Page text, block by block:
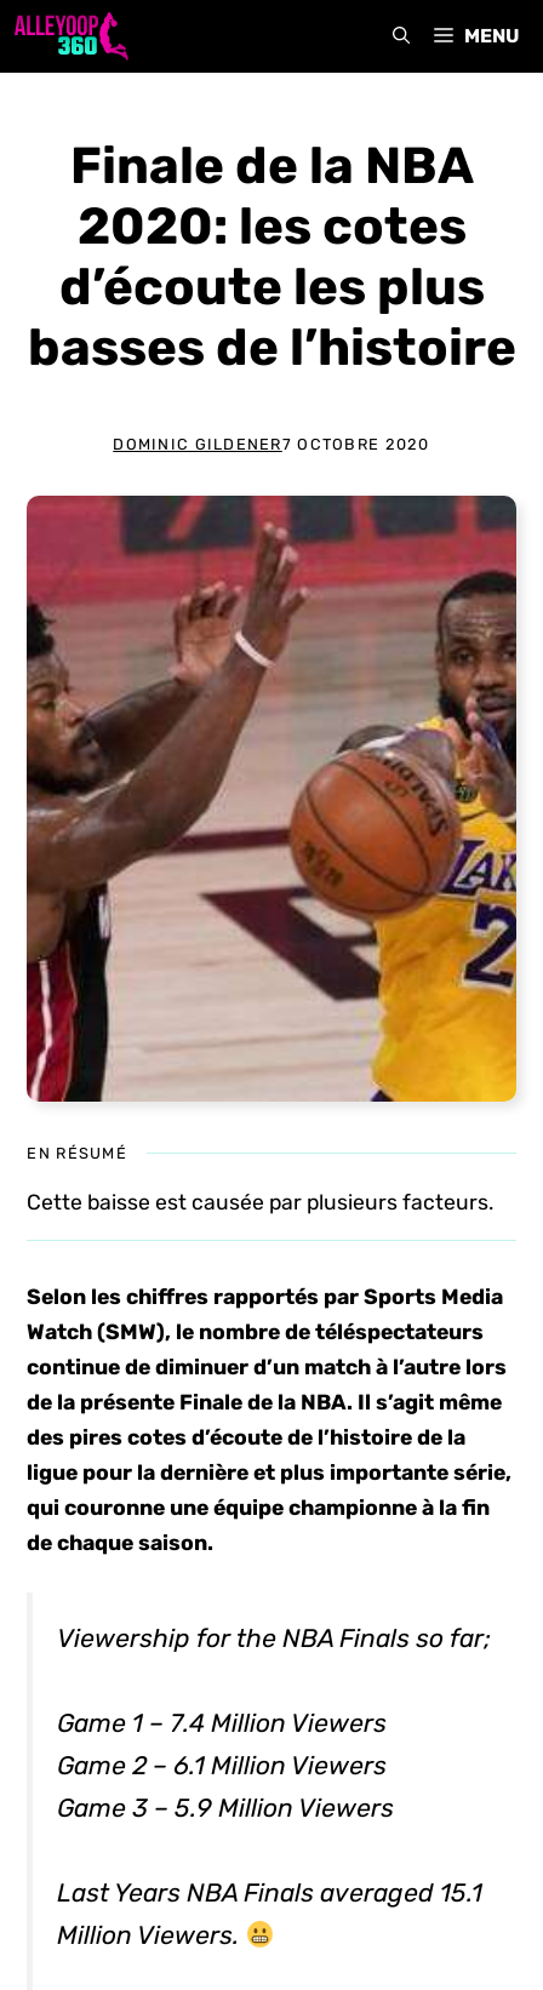
Aller
MENU
Finale de la NBA
2020: les cotes
d’écoute les plus
basses de l’histoire
DOMINIC GILDENER7 OCTOBRE 2020
EN RÉSUMÉ
Cette baisse est causée par plusieurs facteurs.
Selon les chiffres rapportés par Sports Media
Watch (SMW), le nombre de téléspectateurs
continue de diminuer d’un match à l’autre lors
de la présente Finale de la NBA. Il s’agit même
des pires cotes d’écoute de l’histoire de la
ligue pour la dernière et plus importante série,
qui couronne une équipe championne à la fin
de chaque saison.
Viewership for the NBA Finals so far;
Game 1 – 7.4 Million Viewers
Game 2 – 6.1 Million Viewers
Game 3 – 5.9 Million Viewers
Last Years NBA Finals averaged 15.1
Million Viewers.